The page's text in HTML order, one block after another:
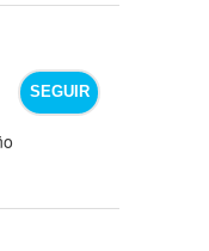
SEGUIR